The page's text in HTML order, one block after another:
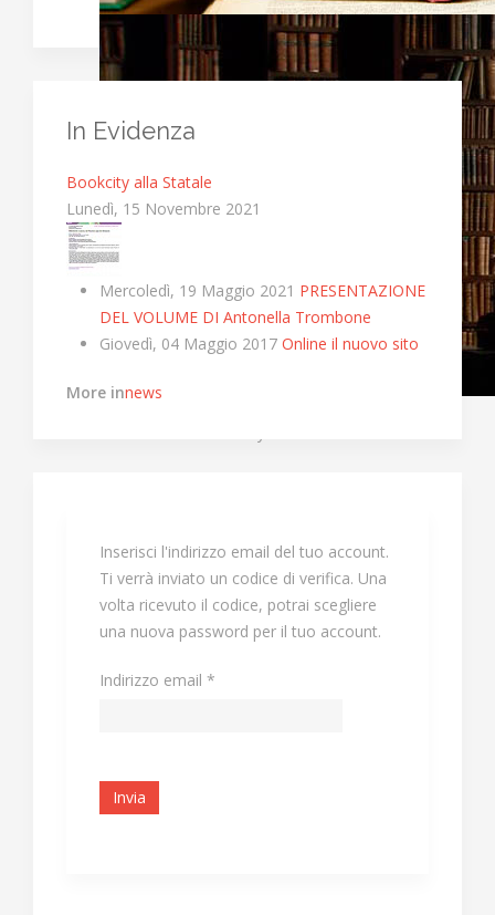
In Evidenza
Bookcity alla Statale
Lunedì, 15 Novembre 2021
Mercoledì, 19 Maggio 2021 PRESENTAZIONE
DEL VOLUME DI Antonella Trombone
Giovedì, 04 Maggio 2017 Online il nuovo sito
More innews
Inserisci l'indirizzo email del tuo account.
Ti verrà inviato un codice di verifica. Una
volta ricevuto il codice, potrai scegliere
una nuova password per il tuo account.
Indirizzo email *
Invia